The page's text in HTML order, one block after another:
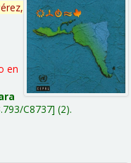
en
C8737 (2).